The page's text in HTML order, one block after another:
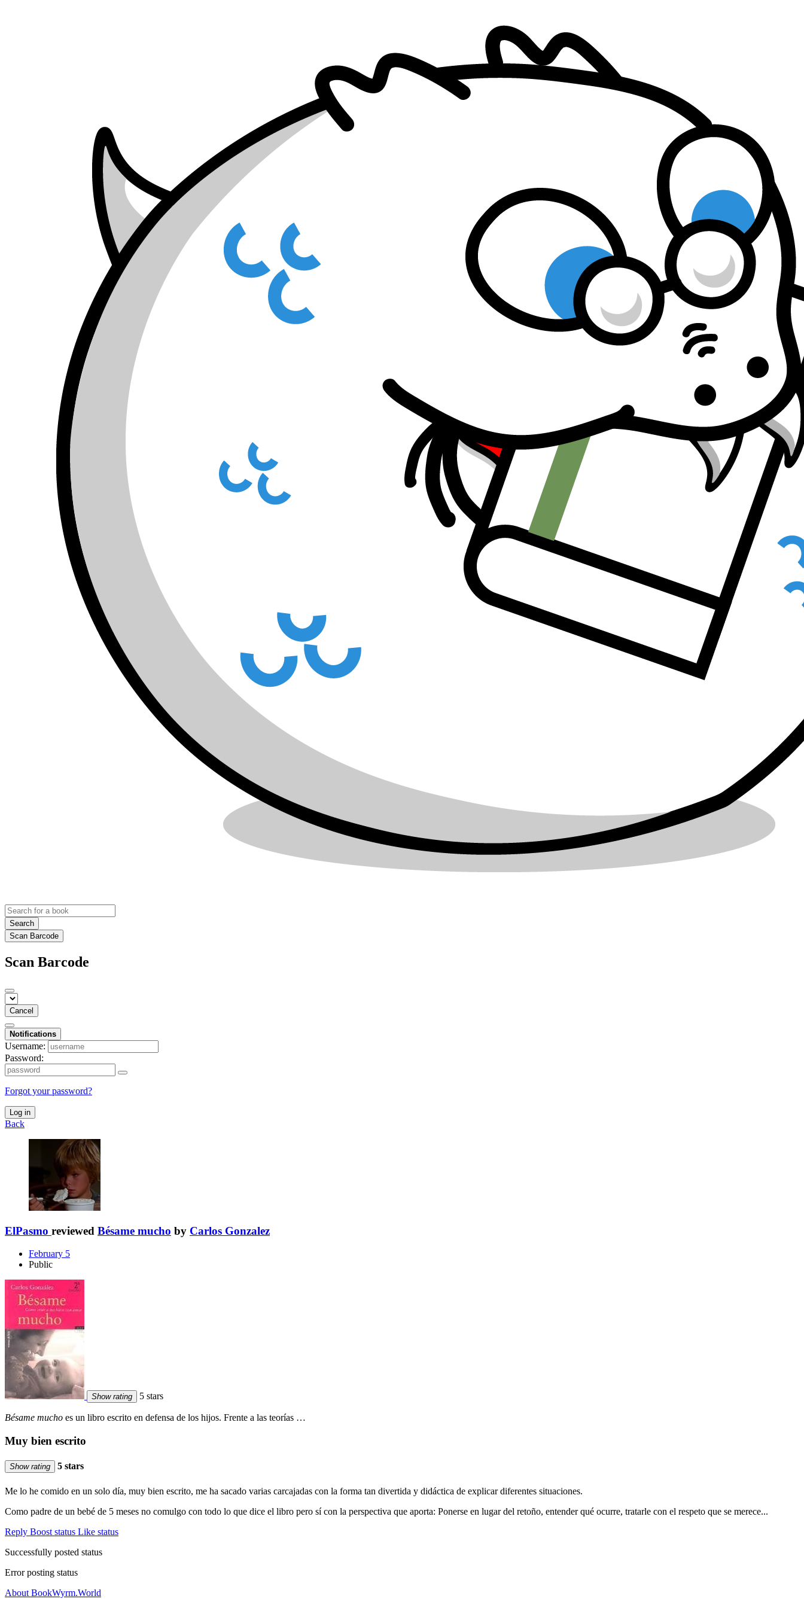
Search
Scan Barcode
Scan Barcode
Cancel
Notifications
Username:
Password:
Forgot your password?
Log in
Back
ElPasmo reviewed Bésame mucho by Carlos Gonzalez
February 5
Public
Show rating 5 stars
Bésame mucho es un libro escrito en defensa de los hijos. Frente a las teorías …
Muy bien escrito
Show rating 5 stars
Me lo he comido en un solo día, muy bien escrito, me ha sacado varias carcajadas con la forma tan divertida y didáctica de explicar diferentes situaciones.
Como padre de un bebé de 5 meses no comulgo con todo lo que dice el libro pero sí con la perspectiva que aporta: Ponerse en lugar del retoño, entender qué ocurre, tratarle con el respeto que se merece...
Reply Boost status Like status
Successfully posted status
Error posting status
About BookWyrm.World